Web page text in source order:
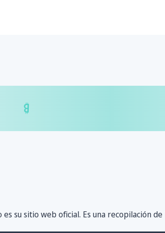
$
su sitio web oficial. Es una recopilación